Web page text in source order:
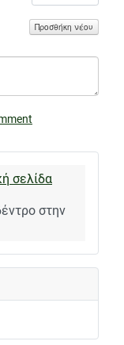
Προσθήκη νέου
σελίδα
στην